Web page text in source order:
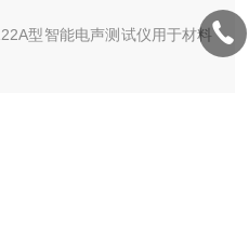
型智能电声测试仪用于材料